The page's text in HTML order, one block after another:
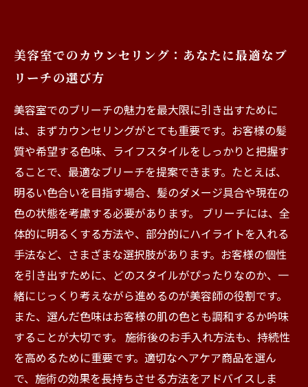
美容室でのカウンセリング：あなたに最適なブ
リーチの選び方
美容室でのブリーチの魅力を最大限に引き出すために
は、まずカウンセリングがとても重要です。お客様の髪
質や希望する色味、ライフスタイルをしっかりと把握す
ることで、最適なブリーチを提案できます。たとえば、
明るい色合いを目指す場合、髪のダメージ具合や現在の
色の状態を考慮する必要があります。 ブリーチには、全
体的に明るくする方法や、部分的にハイライトを入れる
手法など、さまざまな選択肢があります。お客様の個性
を引き出すために、どのスタイルがぴったりなのか、一
緒にじっくり考えながら進めるのが美容師の役割です。
また、選んだ色味はお客様の肌の色とも調和するか吟味
することが大切です。 施術後のお手入れ方法も、持続性
を高めるために重要です。適切なヘアケア商品を選ん
で、施術の効果を長持ちさせる方法をアドバイスしま